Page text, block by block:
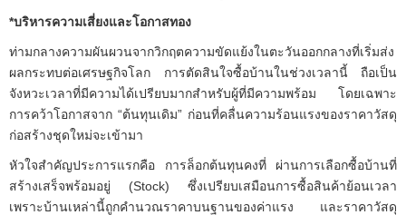
*บริหารความเสี่ยงและโอกาสทอง
ท่ามกลางความผันผวนจากวิกฤตความขัดแย้งในตะวันออกกลางที่เริ่มส่ง
ผลกระทบต่อเศรษฐกิจโลก การตัดสินใจซื้อบ้านในช่วงเวลานี้ ถือเป็น
จังหวะเวลาที่มีความได้เปรียบมากสำหรับผู้ที่มีความพร้อม โดยเฉพาะ
การคว้าโอกาสจาก “ต้นทุนเดิม” ก่อนที่คลื่นความร้อนแรงของราคาวัสดุ
ก่อสร้างชุดใหม่จะเข้ามา
หัวใจสำคัญประการแรกคือ การล็อกต้นทุนคงที่ ผ่านการเลือกซื้อบ้านที่
สร้างเสร็จพร้อมอยู่ (Stock) ซึ่งเปรียบเสมือนการซื้อสินค้าย้อนเวลา
เพราะบ้านเหล่านี้ถูกคำนวณราคาบนฐานของค่าแรง และราคาวัสดุ